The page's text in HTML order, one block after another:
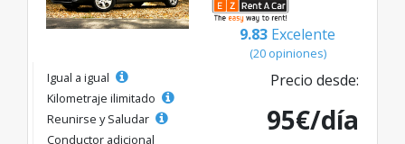
9.83 Excelente
(20 opiniones)
Igual a igual
Kilometraje ilimitado
Reunirse y Saludar
Conductor adicional
Precio desde:
95€/día